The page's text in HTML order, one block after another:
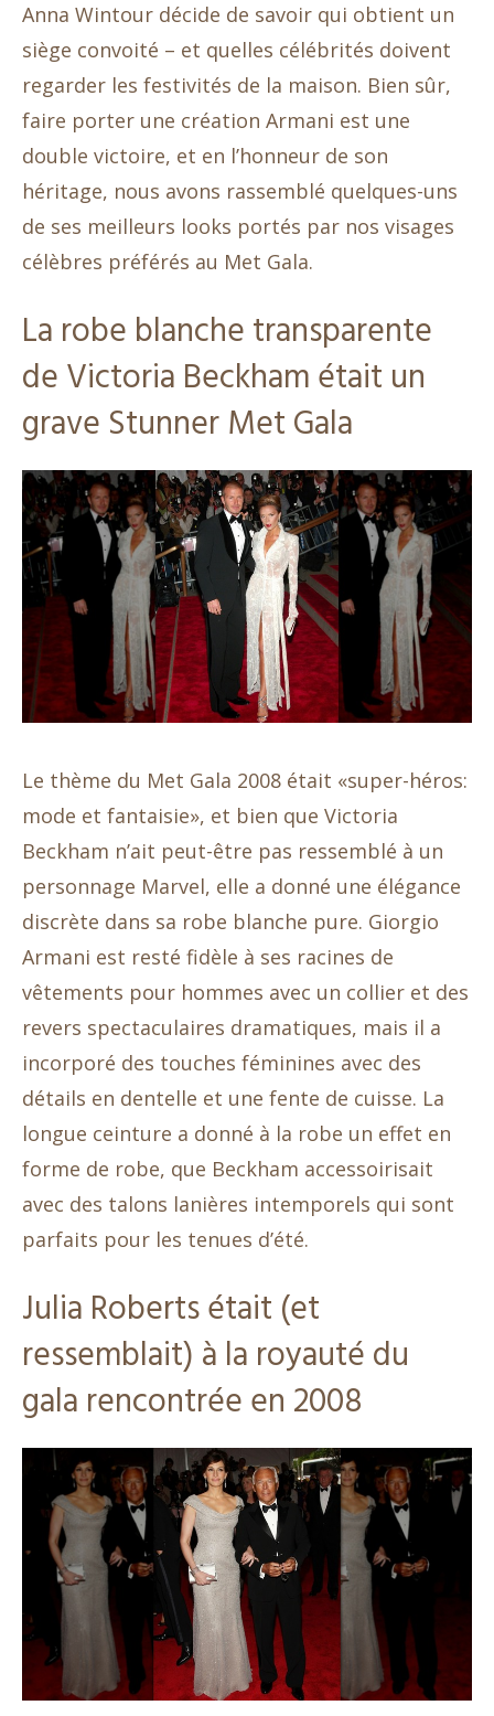
Anna Wintour décide de savoir qui obtient un
siège convoité – et quelles célébrités doivent
regarder les festivités de la maison. Bien sûr,
faire porter une création Armani est une
double victoire, et en l’honneur de son
héritage, nous avons rassemblé quelques-uns
de ses meilleurs looks portés par nos visages
célèbres préférés au Met Gala.
La robe blanche transparente
de Victoria Beckham était un
grave Stunner Met Gala
Le thème du Met Gala 2008 était «super-héros:
mode et fantaisie», et bien que Victoria
Beckham n’ait peut-être pas ressemblé à un
personnage Marvel, elle a donné une élégance
discrète dans sa robe blanche pure. Giorgio
Armani est resté fidèle à ses racines de
vêtements pour hommes avec un collier et des
revers spectaculaires dramatiques, mais il a
incorporé des touches féminines avec des
détails en dentelle et une fente de cuisse. La
longue ceinture a donné à la robe un effet en
forme de robe, que Beckham accessoirisait
avec des talons lanières intemporels qui sont
parfaits pour les tenues d’été.
Julia Roberts était (et
ressemblait) à la royauté du
gala rencontrée en 2008